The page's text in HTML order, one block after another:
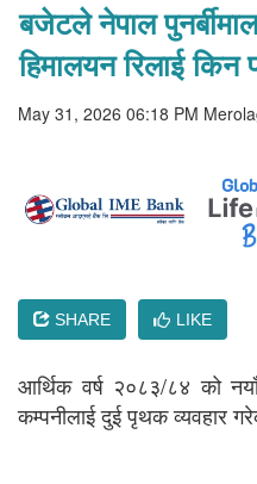
बजेटले नेपाल
हिमालयन रिलाई किन
May 31, 2026 06:18 PM
SHARE LIKE
आर्थिक वर्ष २०८३/८४ को
कम्पनीलाई दुई पृथक व्यवहार